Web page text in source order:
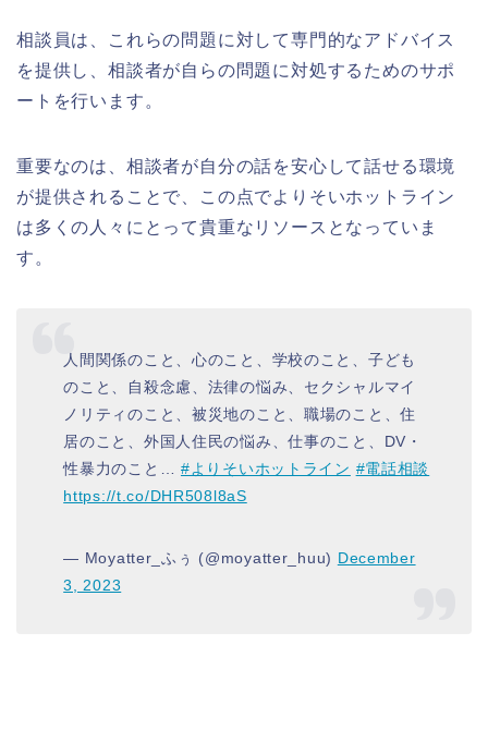
相談員は、これらの問題に対して専門的なアドバイス
を提供し、相談者が自らの問題に対処するためのサポ
ートを行います。
重要なのは、相談者が自分の話を安心して話せる環境
が提供されることで、この点でよりそいホットライン
は多くの人々にとって貴重なリソースとなっていま
す。
人間関係のこと、心のこと、学校のこと、子ども
のこと、自殺念慮、法律の悩み、セクシャルマイ
ノリティのこと、被災地のこと、職場のこと、住
居のこと、外国人住民の悩み、仕事のこと、DV・
性暴力のこと… #よりそいホットライン #電話相談
https://t.co/DHR508l8aS
— Moyatter_ふぅ (@moyatter_huu) December
3, 2023